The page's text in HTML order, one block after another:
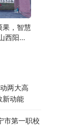
果，智慧
西阳泉
两大高
新动能
市第一职校